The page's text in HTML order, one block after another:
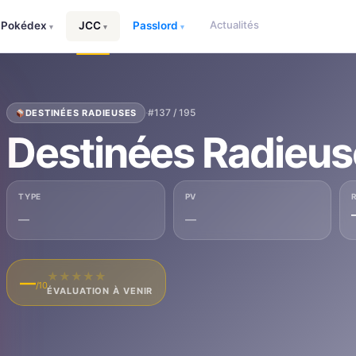
Pokédex ▾ JCC ▾ Passlord ▾ Actualités
DESTINÉES RADIEUSES ·#137 / 195
Destinées
TYPE
—
PV
—
—/10
★ ★ ★ ★ ★
ÉVALUATION À VENIR